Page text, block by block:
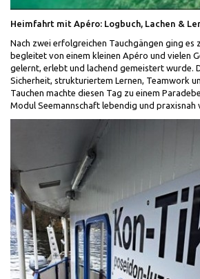
Heimfahrt mit Apéro: Logbuch, Lachen &
Nach zwei erfolgreichen Tauchgängen ging es
begleitet von einem kleinen Apéro und vielen
gelernt, erlebt und lachend gemeistert wurde.
Sicherheit, strukturiertem Lernen, Teamwork
Tauchen machte diesen Tag zu einem
Modul Seemannschaft lebendig und